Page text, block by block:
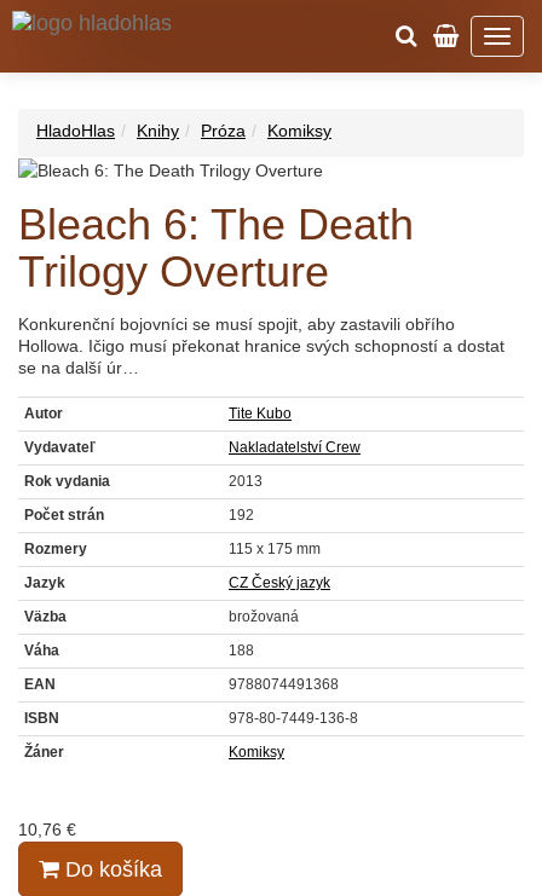
HladoHlas Knihy Próza Komiksy
Bleach 6: The Death
Trilogy Overture
Konkurenční bojovníci se musí spojit, aby zastavili obřího
Hollowa. Ičigo musí překonat hranice svých schopností a dostat
se na další úr…
Autor
Tite Kubo
Vydavateľ
Nakladatelství Crew
Rok vydania
2013
Počet strán
192
Rozmery
115 x 175 mm
Jazyk
CZ Český jazyk
Väzba
brožovaná
Váha
188
EAN
9788074491368
ISBN
978-80-7449-136-8
Žáner
Komiksy
10,76 €
Do košíka